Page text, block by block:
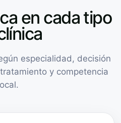
en cada tipo
especialidad, decisión
y competencia